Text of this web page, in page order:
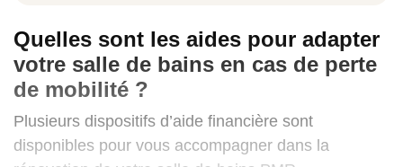
réduit. Par exemple, pour des travaux
estimés à 10 000 €, une personne aux
revenus très modestes peut bénéficier d’une
prise en charge de 70 %, soit un reste à
charge de 3 000 €. Contactez-nous pour
obtenir votre devis personnalisé et
Quelles sont les aides pour adapter
votre salle de bains en cas de perte
de mobilité ?
Plusieurs dispositifs d’aide financière sont
disponibles pour vous accompagner dans la